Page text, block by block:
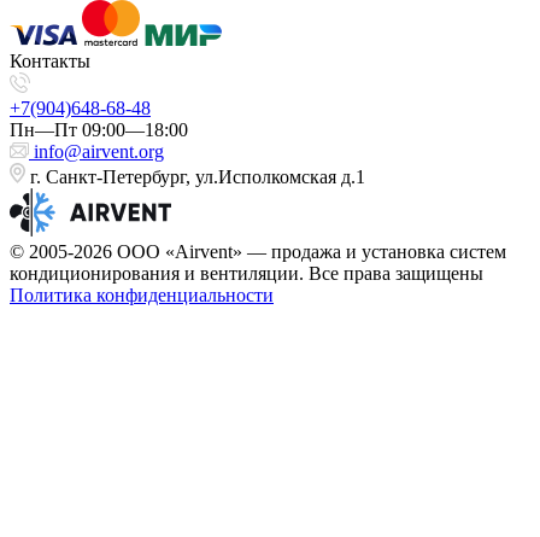
Контакты
+7(904)648-68-48
Пн—Пт 09:00—18:00
info@airvent.org
г. Санкт-Петербург, ул.Исполкомская д.1
© 2005-2026 ООО «Airvent» — продажа и установка систем
кондиционирования и вентиляции. Все права защищены
Политика конфиденциальности